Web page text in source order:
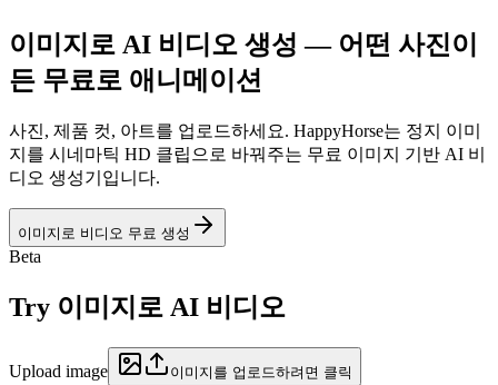
이미지로 AI 비디오 생성 — 어떤 사진이
든 무료로 애니메이션
사진, 제품 컷, 아트를 업로드하세요. HappyHorse는 정지 이미
지를 시네마틱 HD 클립으로 바꿔주는 무료 이미지 기반 AI 비
디오 생성기입니다.
이미지로 비디오 무료 생성
Beta
Try 이미지로 AI 비디오
Upload image 이미지를 업로드하려면 클릭